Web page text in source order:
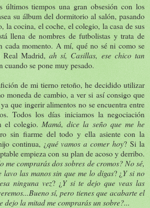
tiempos una gran obsesión con los
su álbum del dormitorio al salón, pasando
la cocina, el coche, el colegio, la casa de sus
llena de nombres de futbolistas y trata de
cada momento. A mí, qué no sé ni como se
Real Madrid,ah sí, Casillas, ese chico tan
cuando se pone muy pesado.
de mi tierno retoño, he decidido utilizar
moneda de cambio, a ver si así consigo que
que ingerir alimentos no se encuentra entre
Todos los días iniciamos la negociación
el colegio. Mamá, dice la seño que me he
sin fiarme del todo y ella asiente con la
continua, ¿qué vamos a comer hoy? Si la
empieza con su plan de acoso y derribo.
me comprarás dos sobres de cromos? No sé,
lavo las manos sin que me lo digas? ¿Y si no
ninguna vez? ¿Y si te dejo que veas las
sí, pero tienes que acabarte el
dejo la mitad me comprarás un sobre?...